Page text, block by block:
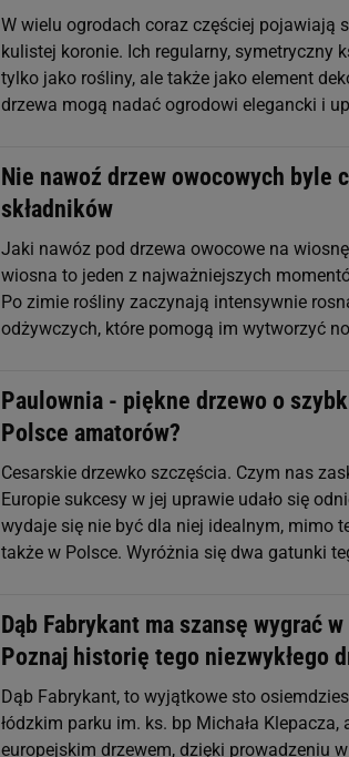
W wielu ogrodach coraz częściej pojawiają
kulistej koronie. Ich regularny, symetryczny
tylko jako rośliny, ale także jako element
drzewa mogą nadać ogrodowi elegancki i
Nie nawoź drzew owocowych byle
składników
Jaki nawóz pod drzewa owocowe na
wiosna to jeden z najważniejszych
Po zimie rośliny zaczynają intensywnie
odżywczych, które pomogą im wytworzyć
Paulownia - piękne drzewo o
Polsce amatorów?
Cesarskie drzewko szczęścia. Czym nas
Europie sukcesy w jej uprawie udało się
wydaje się nie być dla niej idealnym, mimo
także w Polsce. Wyróżnia się dwa gatunki
Dąb Fabrykant ma szansę wygrać
Poznaj historię tego niezwykłego
Dąb Fabrykant, to wyjątkowe sto
łódzkim parku im. ks. bp Michała
europejskim drzewem, dzięki prowadzeniu